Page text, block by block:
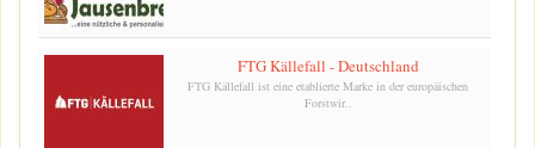
FTG Källefall - Deutschland
FTG Källefall ist eine etablierte Marke in der europäischen
Forstwir..